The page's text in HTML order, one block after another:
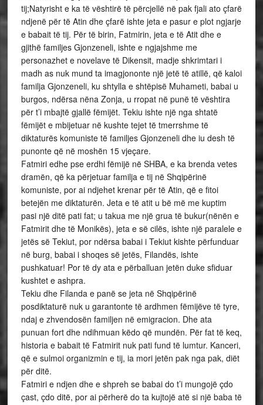
tij;Natyrisht e ka të vështirë të përcjellë në pak fjali ato çfarë
ndjenë për të Atin dhe çfarë ishte jeta e pasur e plot ngjarje
e babait të tij. Për të birin, Fatmirin, jeta e të Atit dhe e
gjithë familjes Gjonzeneli, ishte e ngjajshme me
personazhet e novelave të Dikensit, madje shkrimtari i
madh as nuk mund ta imagjononte një jetë të atillë, që kaloi
familja Gjonzeneli, ku shtylla e shtëpisë Muhameti, babai u
burgos, ndërsa nëna Zonja, u rropat në punë të vështira
për t’i mbajtë gjallë fëmijët. Tekiu ishte një nga shtatë
fëmijët e mbijetuar në kushte tejet të tmerrshme të
diktaturës komuniste të familjes Gjonzeneli dhe iu desh të
punonte që në moshën 15 vjeçare.
Fatmiri edhe pse erdhi fëmijë në SHBA, e ka brenda vetes
dramën, që ka përjetuar familja e tij në Shqipërinë
komuniste, por ai ndjehet krenar për të Atin, që e fitoi
betejën me diktaturën. Jeta e të atit u bë më me kuptim
pasi një ditë pati fat; u takua me një grua të bukur(nënën e
Fatmirit dhe të Monikës), jeta e së cilës, ishte një paralele e
jetës së Tekiut, por ndërsa babai i Tekiut kishte përfunduar
në burg, babai i shoqes së jetës, Filandës, ishte
pushkatuar! Por të dy ata e përballuan jetën duke sfiduar
kushtet e ashpra.
Tekiu dhe Filanda e panë se jeta në Shqipërinë
posdiktaturë nuk u garantonte të ardhmen fëmijëve të tyre,
ndaj e zhvendosën familjen në emigracion. Dhe ata
punuan fort dhe ndihmuan këdo që mundën. Për fat të keq,
historia e babait të Fatmirit nuk pati fund të lumtur. Kanceri,
që e sulmoi organizmin e tij, ia mori jetën pak nga pak, diët
për ditë.
Fatmiri e ndjen dhe e shpreh se babai do t’i mungojë çdo
çast, çdo ditë, por ai përherë do ta kujtojë atë si një baba të